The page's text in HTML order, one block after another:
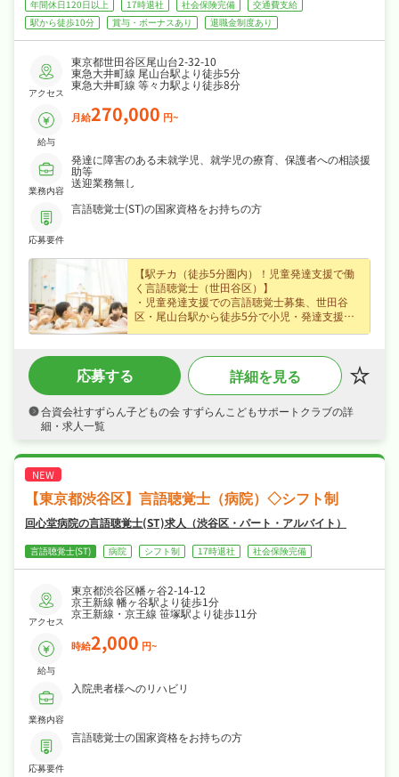
年間休日120日以上 17時退社 社会保険完備
交通費支給
駅から徒歩10分
賞与・ボーナスあり 退職金制度あり
アクセス
東京都世田谷区尾山台2-32-10
東急大井町線 尾山台駅より徒歩5分
東急大井町線 等々力駅より徒歩8分
給与
月給270,000 円~
業務内容
発達に障害のある未就学児、就学児の療育、保護者への相談援
助等
送迎業務無し
応募要件
言語聴覚士(ST)の国家資格をお持ちの方
【駅チカ（徒歩5分圏内）！児童発達支援で働
く言語聴覚士（世田谷区）】
・児童発達支援での言語聴覚士募集、世田谷
区・尾山台駅から徒歩5分で小児・発達支援な
・賞与あり・昇給ありなど好待遇で、月給27万
円〜の正社員求人、腰を据えて長く活躍できま
暇も取りやすく週休2日制・日曜・祝日休み・
・社会保険完備、退職金制度あり、産休・育休
応募する 詳細を見る
合資会社すずらん子どもの会 すずらんこどもサポートクラブの詳
細・求人一覧
【東京都渋谷区】言語聴覚士（病院）◇シフト制
回心堂病院の言語聴覚士(ST)求人（渋谷区・パート・アルバイト）
言語聴覚士(ST) 病院 シフト制 17時退社 社会保険完備
アクセス
東京都渋谷区幡ヶ谷2-14-12
京王新線 幡ヶ谷駅より徒歩1分
京王新線・京王線 笹塚駅より徒歩11分
給与
時給2,000 円~
業務内容
入院患者様へのリハビリ
応募要件
言語聴覚士の国家資格をお持ちの方